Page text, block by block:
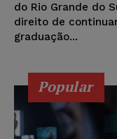
do Rio Grande do
direito de
graduação...
Popular